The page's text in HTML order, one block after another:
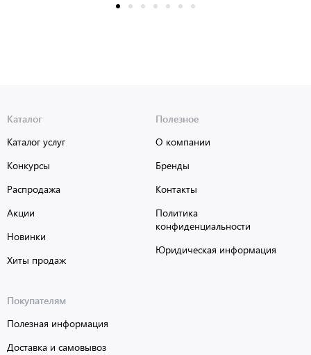
Каталог
Каталог услуг
Конкурсы
Распродажа
Акции
Новинки
Хиты продаж
Полезное
О компании
Бренды
Контакты
Политика
конфиденциальности
Юридическая информация
Покупателям
Полезная информация
Доставка и самовывоз